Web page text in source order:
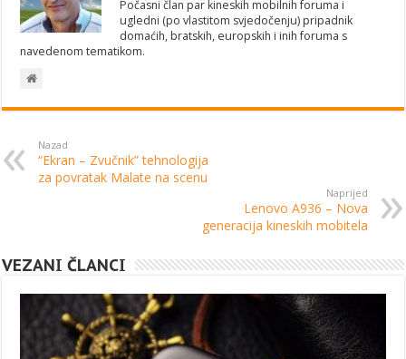
Počasni član par kineskih mobilnih foruma i
ugledni (po vlastitom svjedočenju) pripadnik
domaćih, bratskih, europskih i inih foruma s
navedenom tematikom.
Nazad
“Ekran – Zvučnik” tehnologija
za povratak Malate na scenu
Naprijed
Lenovo A936 – Nova
generacija kineskih mobitela
VEZANI ČLANCI